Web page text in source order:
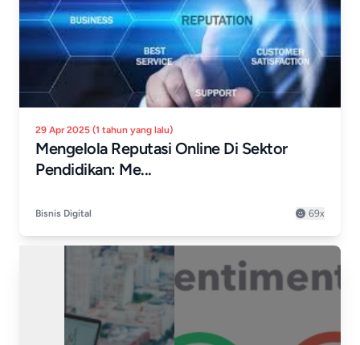
29 Apr 2025 (1 tahun yang lalu)
Mengelola Reputasi Online Di Sektor
Pendidikan: Me...
Bisnis Digital 69x